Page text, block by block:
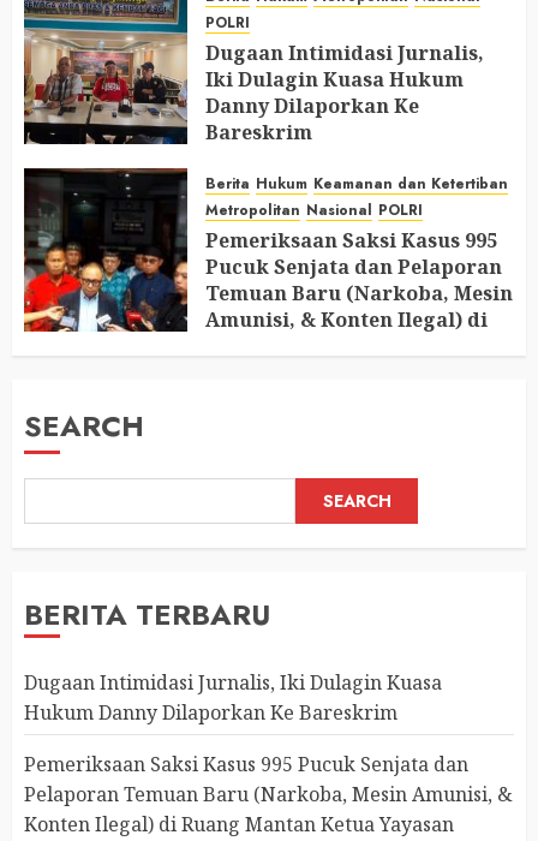
POLRI
Dugaan Intimidasi Jurnalis,
Iki Dulagin Kuasa Hukum
Danny Dilaporkan Ke
Bareskrim
Berita Hukum Keamanan dan Ketertiban
Metropolitan Nasional POLRI
Pemeriksaan Saksi Kasus 995
Pucuk Senjata dan Pelaporan
Temuan Baru (Narkoba, Mesin
Amunisi, & Konten Ilegal) di
SEARCH
SEARCH
BERITA TERBARU
Dugaan Intimidasi Jurnalis, Iki Dulagin Kuasa
Hukum Danny Dilaporkan Ke Bareskrim
Pemeriksaan Saksi Kasus 995 Pucuk Senjata dan
Pelaporan Temuan Baru (Narkoba, Mesin Amunisi, &
Konten Ilegal) di Ruang Mantan Ketua Yayasan